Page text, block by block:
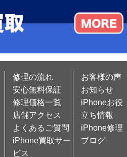
修理の流れ
安心無料保証
修理価格一覧
店舗アクセス
よくあるご質問
iPhone買取サー
ビス
お客様の声
お知らせ
iPhoneお役
立ち情報
iPhone修理
ブログ